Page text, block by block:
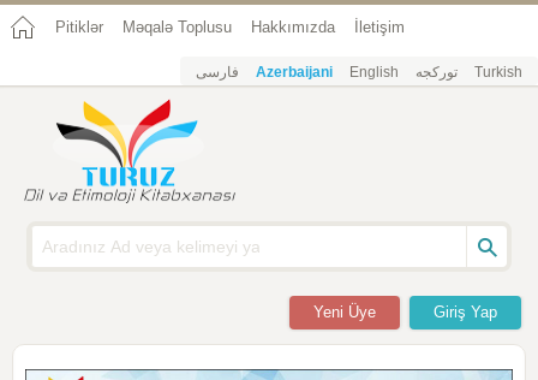
Pitiklər Məqalə Toplusu Hakkımızda İletişim
فارسی Azerbaijani English تورکجه Turkish
Giriş Yap
Yeni Üye